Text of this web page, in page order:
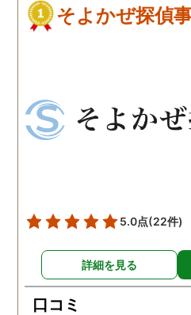
そよかぜ探偵
5.0点(22件)
詳細を見る
口コミ